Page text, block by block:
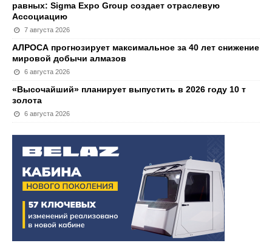
равных: Sigma Expo Group создает отраслевую
Ассоциацию
7 августа 2026
АЛРОСА прогнозирует максимальное за 40 лет снижение
мировой добычи алмазов
6 августа 2026
«Высочайший» планирует выпустить в 2026 году 10 т
золота
6 августа 2026